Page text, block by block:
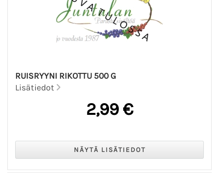
RUISRYYNI RIKOTTU 500 G
Lisätiedot
2,99 €